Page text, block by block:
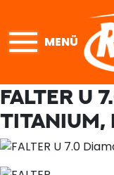
MENÜ
FALTER U
TITANIUM,